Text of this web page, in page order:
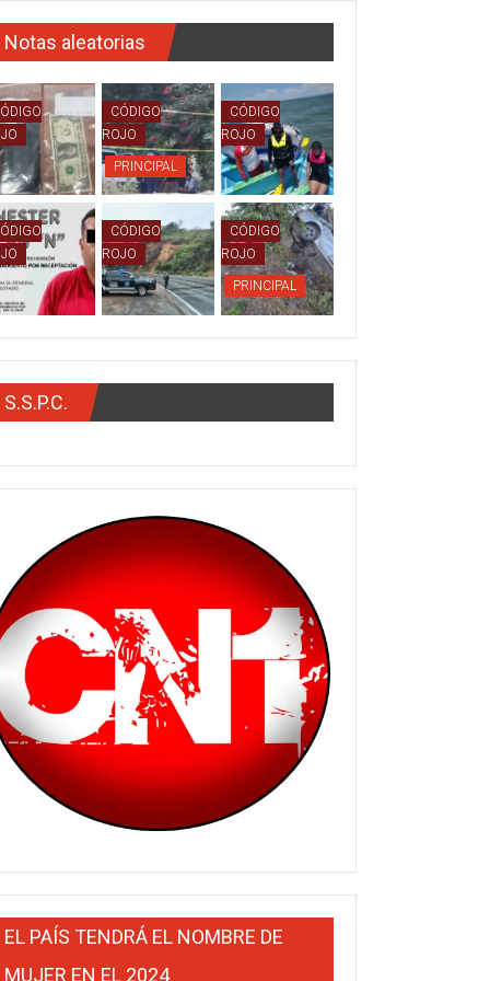
Notas aleatorias
CÓDIGO
ROJO
PRINCIPAL
CÓDIGO
ROJO
CÓDIGO
ROJO
CÓDIGO
ROJO
PRINCIPAL
S.S.P.C.
EL PAÍS TENDRÁ EL NOMBRE DE
MUJER EN EL 2024